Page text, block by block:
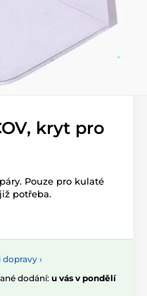
kryt pro
Pouze pro kulaté
potřeba.
›
dodání: u vás v pondělí